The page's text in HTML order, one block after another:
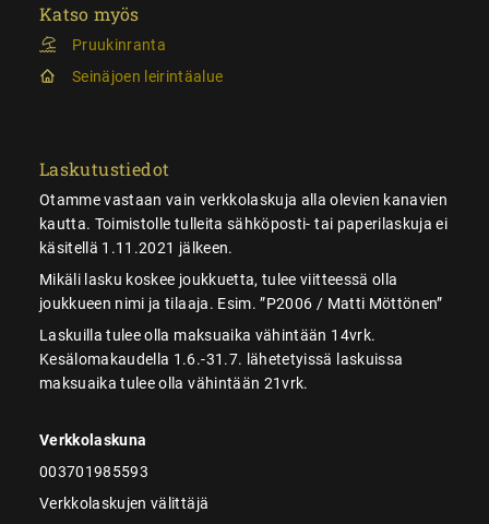
Katso myös
Pruukinranta
Seinäjoen leirintäalue
Laskutustiedot
Otamme vastaan vain verkkolaskuja alla olevien kanavien
kautta. Toimistolle tulleita sähköposti- tai paperilaskuja ei
käsitellä 1.11.2021 jälkeen.
Mikäli lasku koskee joukkuetta, tulee viitteessä olla
joukkueen nimi ja tilaaja. Esim. ”P2006 / Matti Möttönen”
Laskuilla tulee olla maksuaika vähintään 14vrk.
Kesälomakaudella 1.6.-31.7. lähetetyissä laskuissa
maksuaika tulee olla vähintään 21vrk.
Verkkolaskuna
003701985593
Verkkolaskujen välittäjä